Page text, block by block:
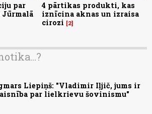
par
Jūrmalā
4 pārtikas produkti, kas
iznīcina aknas un izraisa
cirozi
2
Liepiņš: "Vladimir Iļjič, jums ir
par lielkrievu šovinismu"